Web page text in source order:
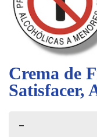
Crema de
Satisfacer,
–